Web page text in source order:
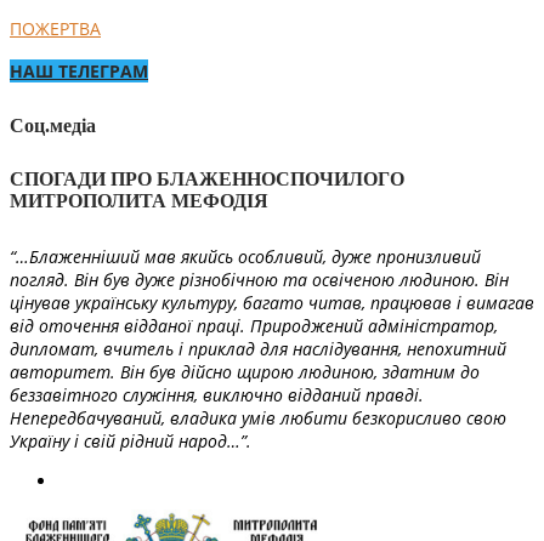
ПОЖЕРТВА
НАШ ТЕЛЕГРАМ
Соц.медіа
СПОГАДИ ПРО БЛАЖЕННОСПОЧИЛОГО
МИТРОПОЛИТА МЕФОДІЯ
“…Блаженніший мав якийсь особливий, дуже пронизливий
погляд. Він був дуже різнобічною та освіченою людиною. Він
цінував українську культуру, багато читав, працював і вимагав
від оточення відданої праці. Природжений адміністратор,
дипломат, вчитель і приклад для наслідування, непохитний
авторитет. Він був дійсно щирою людиною, здатним до
беззавітного служіння, виключно відданий правді.
Непередбачуваний, владика умів любити безкорисливо свою
Україну і свій рідний народ…”.